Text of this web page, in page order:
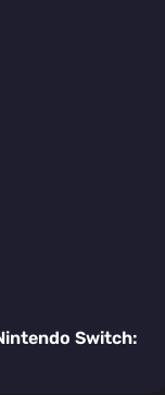
Switch: